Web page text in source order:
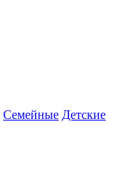
Семейные Детские